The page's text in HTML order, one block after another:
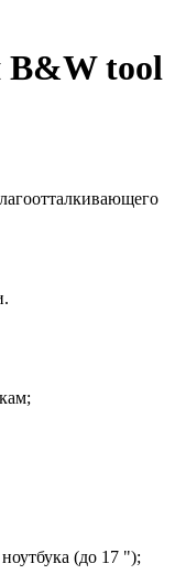
B&W tool
(до 17 ");